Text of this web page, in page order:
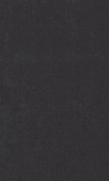
une autre fenêtre